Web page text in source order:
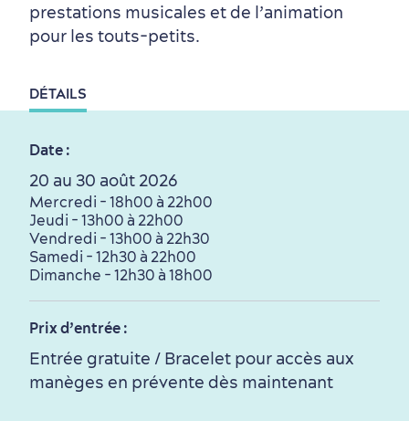
Autour du centre-ville
Périphérie de la ville
Tourisme responsable
Activités en été
Activités en hiver
Événements
dans le Vieux-Québec
en famille
Hôtels écologiques
Centres de villégiature
Rabais hôtels
Magazine Québec cité
Informations pratiques
Compensation carbone
prestations musicales et de l’animation
pour les touts-petits.
DÉTAILS
Date :
20 au 30 août 2026
Mercredi - 18h00 à 22h00
Jeudi - 13h00 à 22h00
Vendredi - 13h00 à 22h30
Samedi - 12h30 à 22h00
Dimanche - 12h30 à 18h00
Prix d’entrée :
Entrée gratuite / Bracelet pour accès aux
manèges en prévente dès maintenant